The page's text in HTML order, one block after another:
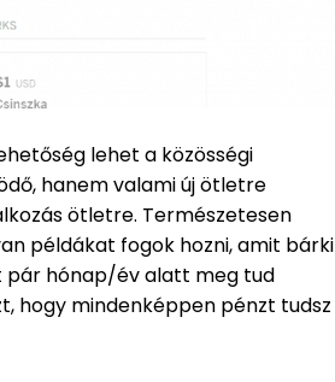
lehet a közösségi
hanem valami új ötletre
ötletre. Természetesen
példákat fogok hozni, amit bárki
pár hónap/év alatt meg tud
hogy mindenképpen pénzt tudsz